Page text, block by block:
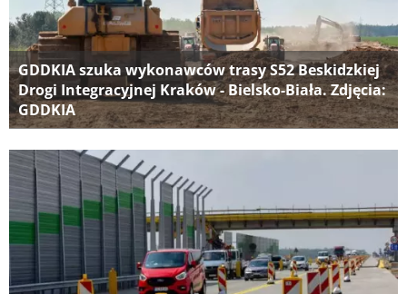
GDDKIA szuka wykonawców trasy S52 Beskidzkiej
Drogi Integracyjnej Kraków - Bielsko-Biała. Zdjęcia:
GDDKIA